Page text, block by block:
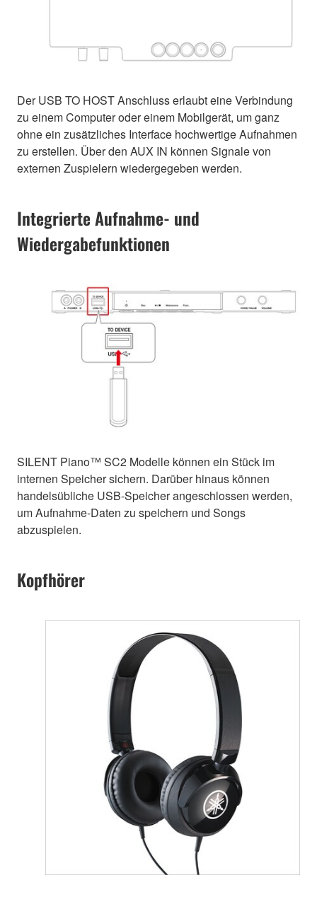
Der USB TO HOST Anschluss erlaubt eine Verbindung
zu einem Computer oder einem Mobilgerät, um ganz
ohne ein zusätzliches Interface hochwertige Aufnahmen
zu erstellen. Über den AUX IN können Signale von
externen Zuspielern wiedergegeben werden.
Integrierte Aufnahme- und
Wiedergabefunktionen
SILENT Piano™ SC2 Modelle können ein Stück im
internen Speicher sichern. Darüber hinaus können
handelsübliche USB-Speicher angeschlossen werden,
um Aufnahme-Daten zu speichern und Songs
abzuspielen.
Kopfhörer